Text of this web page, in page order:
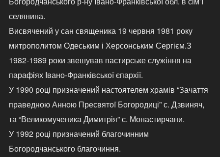
селянина.
Висвячений у сан священика 19 червня 1981 року
митрополитом Одеським і Херсонським Сергієм.З
1982-1989 роки звешував пастирське служіння на
парафіях Івано-Франківської єпархії.
У 1990 році призначений настоятелем храмів “Зачаття
праведною Анною Пресвятої Богородиці” с. Дзвиняч,
та “Великомученика Димитрія” с. Монастирчани.
У 1992 році призначений благочинним
Богородчанського благочиння.